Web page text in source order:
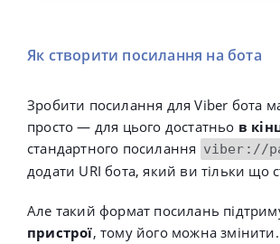
Як створити посилання на бота
Зробити посилання для Viber бота
просто — для цього достатньо в
стандартного посилання viber://
додати URI бота, який ви тільки що
Але такий формат посилань
пристрої, тому його можна